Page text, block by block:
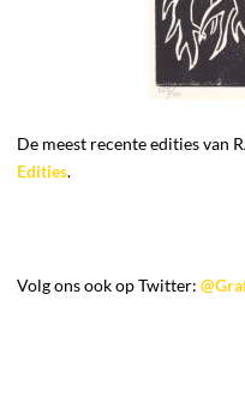
De meest recente edities van
Edities.
Volg ons ook op Twitter: